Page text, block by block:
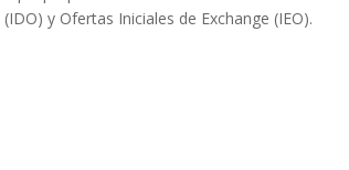
y Ofertas Iniciales de Exchange (IEO).